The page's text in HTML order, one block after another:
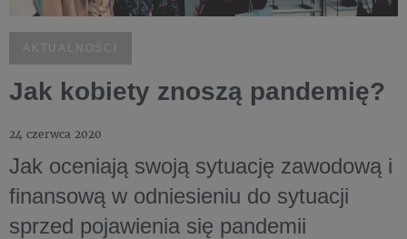
AKTUALNOŚCI
Jak kobiety znoszą pandemię?
24 czerwca 2020
Jak oceniają swoją sytuację zawodową i
finansową w odniesieniu do sytuacji
sprzed pojawienia się pandemii